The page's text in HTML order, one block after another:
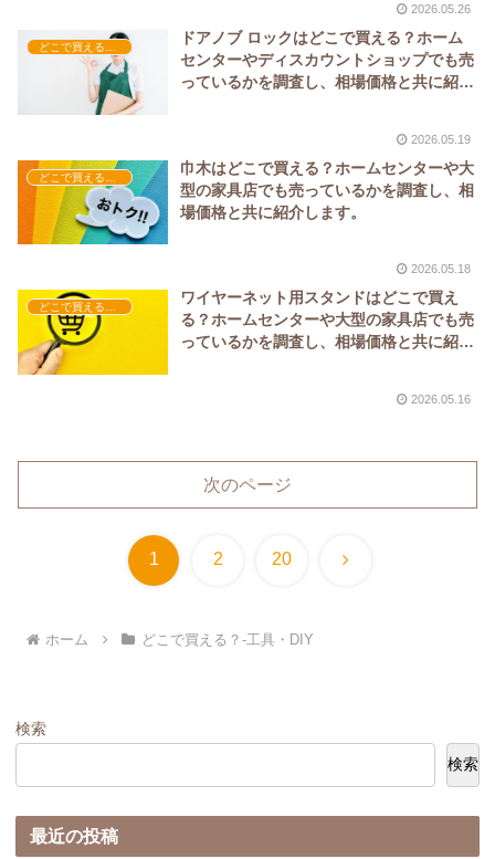
2026.05.26
ドアノブ ロックはどこで買える？ホーム
センターやディスカウントショップでも売
っているかを調査し、相場価格と共に紹介
2026.05.19
巾木はどこで買える？ホームセンターや大
型の家具店でも売っているかを調査し、相
場価格と共に紹介します。
2026.05.18
どこで買える？-工具・DIY
ワイヤーネット用スタンドはどこで買え
る？ホームセンターや大型の家具店でも売
っているかを調査し、相場価格と共に紹介
2026.05.16
次のページ
1 2 20 次
ホーム どこで買える？-工具・DIY
検索
検索
最近の投稿